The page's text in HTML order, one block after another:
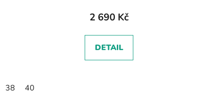
2 690 Kč
DETAIL
38 40